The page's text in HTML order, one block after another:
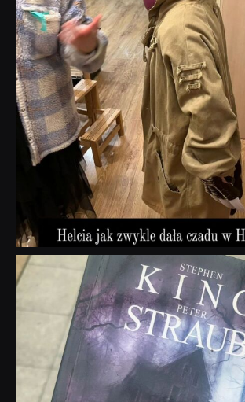
dobryhorror
Wrz 23